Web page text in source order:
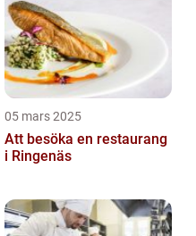
05 mars 2025
Att besöka en restaurang
i Ringenäs